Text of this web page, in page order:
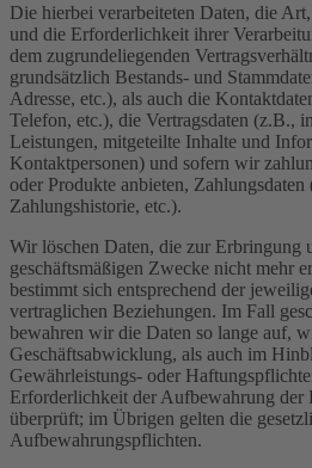
Die hierbei verarbeiteten Daten, die
und die Erforderlichkeit ihrer
dem zugrundeliegenden
grundsätzlich Bestands- und
Adresse, etc.), als auch die
Telefon, etc.), die Vertragsdaten (z.B.,
Leistungen, mitgeteilte Inhalte und
Kontaktpersonen) und sofern wir
oder Produkte anbieten,
Zahlungshistorie, etc.).
Wir löschen Daten, die zur Erbringung
geschäftsmäßigen Zwecke nicht mehr
bestimmt sich entsprechend der
vertraglichen Beziehungen. Im Fall
bewahren wir die Daten so lange auf,
Geschäftsabwicklung, als auch im
Gewährleistungs- oder
Erforderlichkeit der Aufbewahrung der
überprüft; im Übrigen gelten die
Aufbewahrungspflichten.